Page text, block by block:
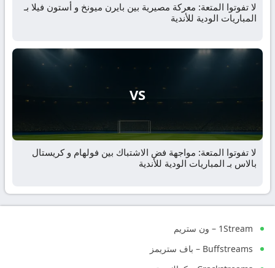
لا تفوتوا المتعة: معركة مصيرية بين بايرن ميونخ و أستون فيلا بـ
المباريات الودية للأندية
VS
لا تفوتوا المتعة: مواجهة فض الاشتباك بين فولهام و كريستال
بالاس بـ المباريات الودية للأندية
1Stream – ون ستريم
Buffstreams – باف ستريمز